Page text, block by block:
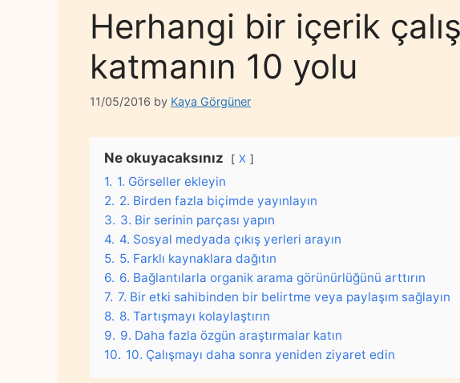
Herhangi bir içerik
katmanın 10 yolu
11/05/2016 by Kaya Görgüner
Ne okuyacaksınız X
1. 1. Görseller ekleyin
2. 2. Birden fazla biçimde yayınlayın
3. 3. Bir serinin parçası yapın
4. 4. Sosyal medyada çıkış yerleri arayın
5. 5. Farklı kaynaklara dağıtın
6. 6. Bağlantılarla organik arama görünürlüğünü arttırın
7. 7. Bir etki sahibinden bir belirtme veya paylaşım sağlayın
8. 8. Tartışmayı kolaylaştırın
9. 9. Daha fazla özgün araştırmalar katın
10. 10. Çalışmayı daha sonra yeniden ziyaret edin